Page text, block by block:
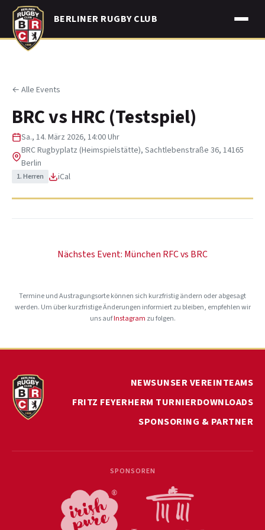
Skip
content
BERLINER RUGBY CLUB
← Alle Events
BRC vs HRC (Testspiel)
Sa., 14. März 2026, 14:00 Uhr
BRC Rugbyplatz (Heimspielstätte), Sachtlebenstraße 36, 14165
Berlin
1. Herren iCal
Beitragsnavigation
Nächstes Event: München RFC vs BRC
Termine und Austragungsorte können sich kurzfristig ändern oder abgesagt
werden. Um über kurzfristige Änderungen informiert zu bleiben, empfehlen wir
uns aufInstagram zu folgen.
NEWSUNSER VEREINTEAMS
FRITZ FEYERHERM TURNIERDOWNLOADS
SPONSORING & PARTNER
SPONSOREN